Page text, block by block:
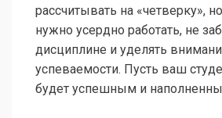
рассчитывать на «четверку»,
нужно усердно работать, не
дисциплине и уделять
успеваемости. Пусть ваш
будет успешным и